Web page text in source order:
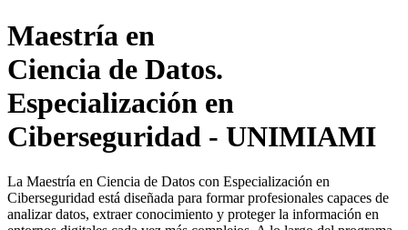
Maestría en
Ciencia de Datos.
Especialización en
Ciberseguridad - UNIMIAMI
La Maestría en Ciencia de Datos con Especialización en
Ciberseguridad está diseñada para formar profesionales capaces de
analizar datos, extraer conocimiento y proteger la información en